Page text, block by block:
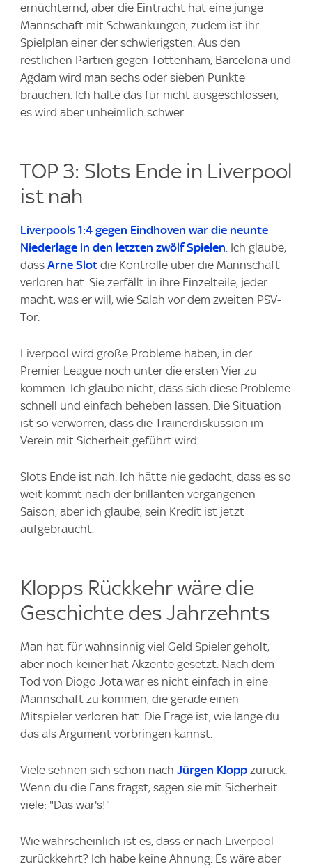
ernüchternd, aber die Eintracht hat eine junge
Mannschaft mit Schwankungen, zudem ist ihr
Spielplan einer der schwierigsten. Aus den
restlichen Partien gegen Tottenham, Barcelona und
Agdam wird man sechs oder sieben Punkte
brauchen. Ich halte das für nicht ausgeschlossen,
es wird aber unheimlich schwer.
TOP 3: Slots Ende in Liverpool
ist nah
Liverpools 1:4 gegen Eindhoven war die neunte
Niederlage in den letzten zwölf Spielen. Ich glaube,
dass Arne Slot die Kontrolle über die Mannschaft
verloren hat. Sie zerfällt in ihre Einzelteile, jeder
macht, was er will, wie Salah vor dem zweiten PSV-
Tor.
Liverpool wird große Probleme haben, in der
Premier League noch unter die ersten Vier zu
kommen. Ich glaube nicht, dass sich diese Probleme
schnell und einfach beheben lassen. Die Situation
ist so verworren, dass die Trainerdiskussion im
Verein mit Sicherheit geführt wird.
Slots Ende ist nah. Ich hätte nie gedacht, dass es so
weit kommt nach der brillanten vergangenen
Saison, aber ich glaube, sein Kredit ist jetzt
aufgebraucht.
Klopps Rückkehr wäre die
Geschichte des Jahrzehnts
Man hat für wahnsinnig viel Geld Spieler geholt,
aber noch keiner hat Akzente gesetzt. Nach dem
Tod von Diogo Jota war es nicht einfach in eine
Mannschaft zu kommen, die gerade einen
Mitspieler verloren hat. Die Frage ist, wie lange du
das als Argument vorbringen kannst.
Viele sehnen sich schon nach Jürgen Klopp zurück.
Wenn du die Fans fragst, sagen sie mit Sicherheit
viele: "Das wär's!"
Wie wahrscheinlich ist es, dass er nach Liverpool
zurückkehrt? Ich habe keine Ahnung. Es wäre aber